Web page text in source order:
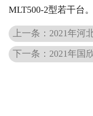
MLT500-2型若干台。